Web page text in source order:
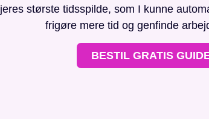
jeres største tidsspilde, som I kunne
frigøre mere tid og genfinde
BESTIL GRATIS